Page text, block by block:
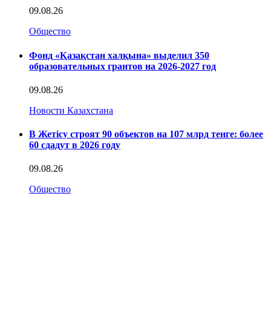
09.08.26
Общество
Фонд «Қазақстан халқына» выделил 350
образовательных грантов на 2026-2027 год
09.08.26
Новости Казахстана
В Жетісу строят 90 объектов на 107 млрд тенге: более
60 сдадут в 2026 году
09.08.26
Общество